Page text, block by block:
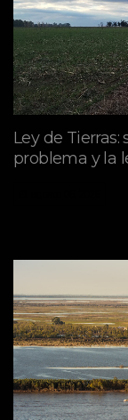
Ley de
problema y la